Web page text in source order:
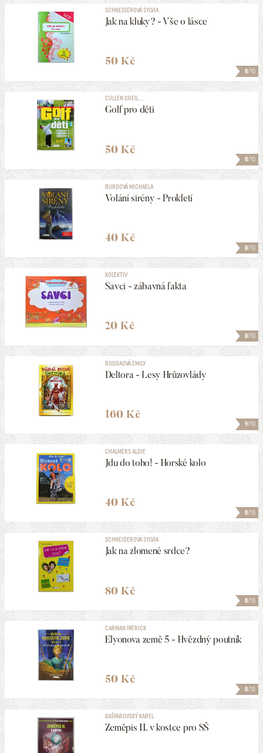
8/10
SCHNEIDEROVÁ SYLVIA
Jak na kluky? - Vše o lásce
50 Kč
8/10
CULLEN GREG, ...
Golf pro děti
50 Kč
8/10
BURDOVÁ MICHAELA
Volání sirény - Prokletí
40 Kč
8/10
KOLEKTIV
Savci - zábavná fakta
20 Kč
9/10
RODDAOVÁ EMILY
Deltora - Lesy Hrůzovlády
160 Kč
8/10
CHALMERS ALDIE
Jdu do toho! - Horské kolo
40 Kč
8/10
SCHNEIDEROVÁ SYLVIA
Jak na zlomené srdce?
80 Kč
8/10
CARMAN PATRICK
Elyonova země 5 - Hvězdný poutník
50 Kč
KAŠPAROVSKÝ KAREL
Zeměpis II. v kostce pro SŠ